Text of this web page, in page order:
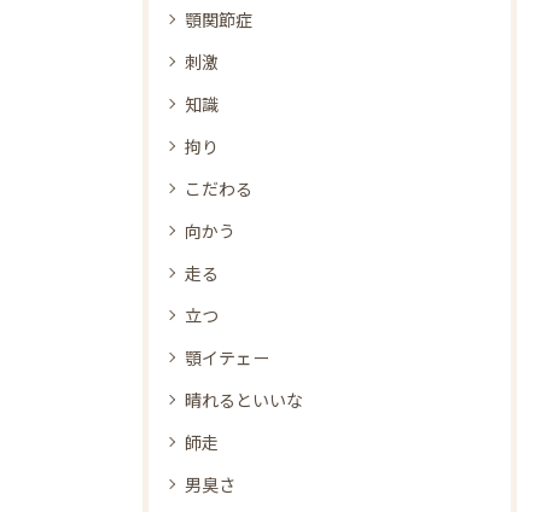
顎関節症
刺激
知識
拘り
こだわる
向かう
走る
立つ
顎イテェー
晴れるといいな
師走
男臭さ